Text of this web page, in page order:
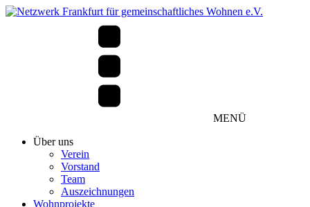
MENÜ
Über uns
Verein
Vorstand
Team
Auszeichnungen
Wohnprojekte